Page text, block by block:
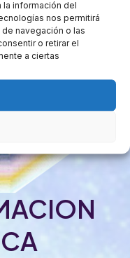
la información del
nos permitirá
navegación o las
o retirar el
a ciertas